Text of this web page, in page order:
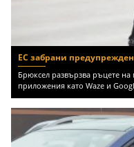
ЕС забрани
Брюксел развързва ръцете на
приложения като Waze и